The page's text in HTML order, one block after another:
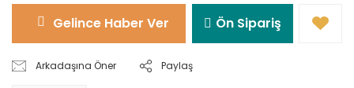
Gelince Haber Ver Ön Sipariş
Arkadaşına Öner Paylaş